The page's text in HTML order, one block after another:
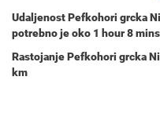
Udaljenost Pefkohori grcka
potrebno je oko 1 hour 8 mins
Rastojanje Pefkohori grcka
km